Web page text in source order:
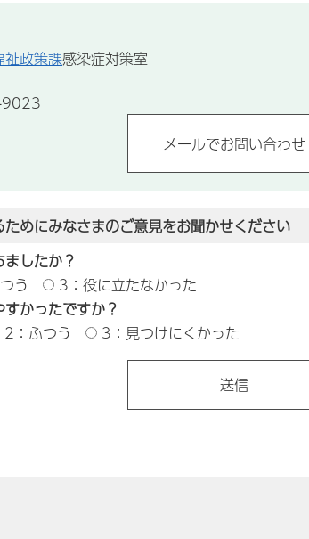
祉政策課感染症対策室
9023
めにみなさまのご意見をお聞かせください
したか？
う
3：役に立たなかった
かったですか？
2：ふつう 3：見つけにくかった